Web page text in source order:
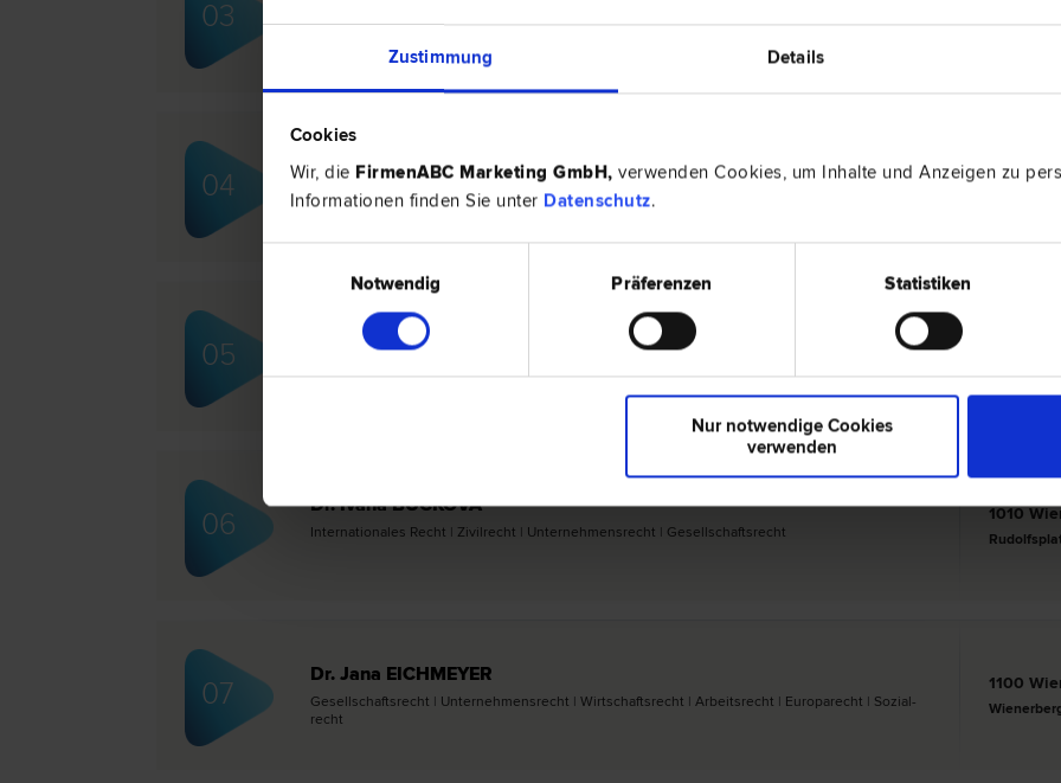
Zustimmung Details
Cookies
Wir, die FirmenABC Marketing GmbH, verwenden Cookies, um Inhalte und Anzeigen zu
Informationen finden Sie unter Datenschutz.
Notwendig
Präferenzen Statistiken
Nur notwendige Cookies
verwenden
03 Miet­recht | Fremden- und Asyl­recht | Verfassungs­recht und Grund­rechte | Datenschutz­recht
04
Dr. Erik STEGER
Europa­recht | Gesellschafts­recht | Liegenschafts- und Immobilien­recht | Internationales Recht |
Wirtschafts­recht
1010
05
Dr. Filip STERNBERG
Internationales Recht
06
Dr. Ivana BUCKOVA
Internationales Recht | Zivil­recht | Unternehmens­recht | Gesellschafts­recht
1010
07
Dr. Jana EICHMEYER
Gesellschafts­recht | Unternehmens­recht | Wirtschafts­recht | Arbeits­recht | Europa­recht | Sozial­
recht
1100